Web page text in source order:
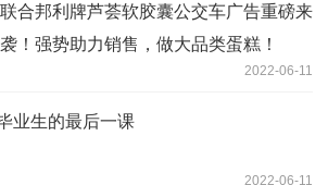
联合邦利牌芦荟软胶囊公交车广告重磅来
袭！强势助力销售，做大品类蛋糕！
2022-06-11
业生的最后一课
2022-06-11